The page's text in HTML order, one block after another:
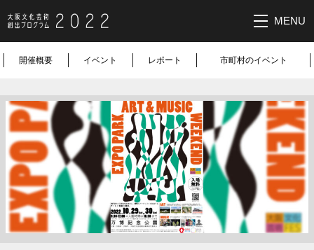
大阪文化芸
グラム2022
MENU
開催概要 イベント レポート 市町村のイベント